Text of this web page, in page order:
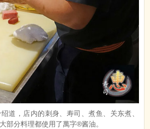
道，店内的刺身、寿司、煮鱼、关东煮、
部分料理都使用了萬字®酱油。